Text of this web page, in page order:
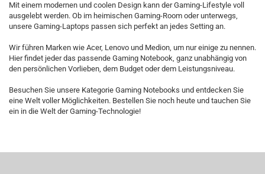
Mit einem modernen und coolen Design kann der Gaming-Lifestyle voll
ausgelebt werden. Ob im heimischen Gaming-Room oder unterwegs,
unsere Gaming-Laptops passen sich perfekt an jedes Setting an.
Wir führen Marken wie Acer, Lenovo und Medion, um nur einige zu nennen.
Hier findet jeder das passende Gaming Notebook, ganz unabhängig von
den persönlichen Vorlieben, dem Budget oder dem Leistungsniveau.
Besuchen Sie unsere Kategorie Gaming Notebooks und entdecken Sie
eine Welt voller Möglichkeiten. Bestellen Sie noch heute und tauchen Sie
ein in die Welt der Gaming-Technologie!